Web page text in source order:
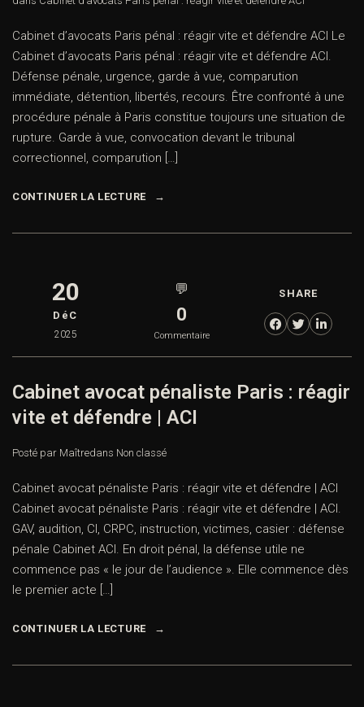
Cabinet d’avocats Paris pénal : réagir vite et défendre ACI Le
Cabinet d’avocats Paris pénal : réagir vite et défendre ACI.
Défense pénale, urgence, garde à vue, comparution
immédiate, détention, libertés, recours. Être confronté à une
procédure pénale à Paris constitue toujours une situation de
rupture. Garde à vue, convocation devant le tribunal
correctionnel, comparution […]
CONTINUER LA LECTURE
20
DéC
2025
💬
0
Commentaire
SHARE
Cabinet avocat pénaliste Paris : réagir
vite et défendre | ACI
Posté par Maîtredans Non classé
Cabinet avocat pénaliste Paris : réagir vite et défendre | ACI
Cabinet avocat pénaliste Paris : réagir vite et défendre | ACI.
GAV, audition, CI, CRPC, instruction, victimes, casier : défense
pénale Cabinet ACI. En droit pénal, la défense utile ne
commence pas « le jour de l’audience ». Elle commence dès
le premier acte […]
CONTINUER LA LECTURE